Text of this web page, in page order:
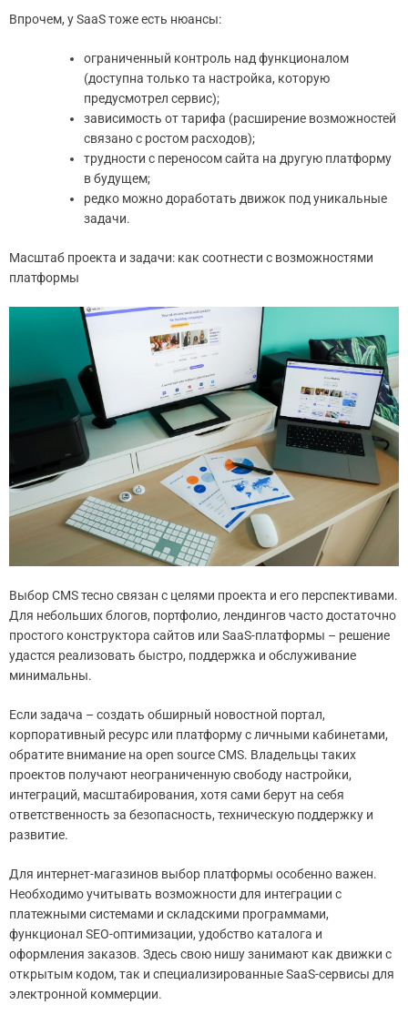
Впрочем, у SaaS тоже есть нюансы:
ограниченный контроль над функционалом
(доступна только та настройка, которую
предусмотрел сервис);
зависимость от тарифа (расширение возможностей
связано с ростом расходов);
трудности с переносом сайта на другую платформу
в будущем;
редко можно доработать движок под уникальные
задачи.
Масштаб проекта и задачи: как соотнести с возможностями
платформы
Выбор CMS тесно связан с целями проекта и его перспективами.
Для небольших блогов, портфолио, лендингов часто достаточно
простого конструктора сайтов или SaaS-платформы – решение
удастся реализовать быстро, поддержка и обслуживание
минимальны.
Если задача – создать обширный новостной портал,
корпоративный ресурс или платформу с личными кабинетами,
обратите внимание на open source CMS. Владельцы таких
проектов получают неограниченную свободу настройки,
интеграций, масштабирования, хотя сами берут на себя
ответственность за безопасность, техническую поддержку и
развитие.
Для интернет-магазинов выбор платформы особенно важен.
Необходимо учитывать возможности для интеграции с
платежными системами и складскими программами,
функционал SEO-оптимизации, удобство каталога и
оформления заказов. Здесь свою нишу занимают как движки с
открытым кодом, так и специализированные SaaS-сервисы для
электронной коммерции.